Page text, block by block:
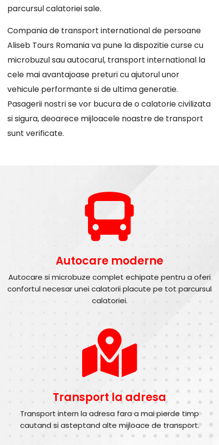
parcursul calatoriei sale.
Compania de transport international de persoane
Aliseb Tours Romania va pune la dispozitie curse cu
microbuzul sau autocarul, transport international la
cele mai avantajoase preturi cu ajutorul unor
vehicule performante si de ultima generatie.
Pasagerii nostri se vor bucura de o calatorie civilizata
si sigura, deoarece mijloacele noastre de transport
sunt verificate.
Autocare moderne
Autocare si microbuze complet echipate pentru a oferi
confortul necesar unei calatorii placute pe tot parcursul
calatoriei.
Transport la adresa
Transport intern la adresa fara a mai pierde timp
cautand si asteptand alte mijloace de transport.